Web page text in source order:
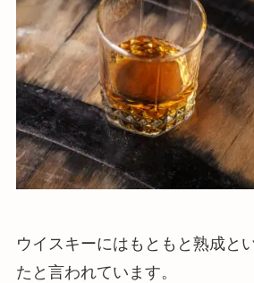
ウイスキーにはもともと熟成と
たと言われています。